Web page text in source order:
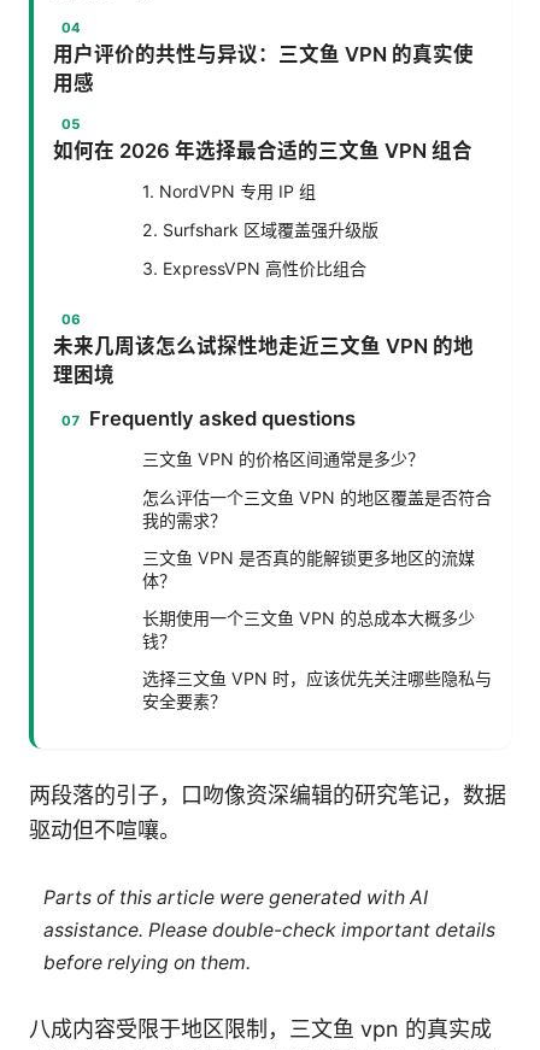
用户评价的共性与异议：三文鱼 VPN 的真实使
用感
如何在 2026 年选择最合适的三文鱼 VPN 组合
1. NordVPN 专用 IP 组
2. Surfshark 区域覆盖强升级版
3. ExpressVPN 高性价比组合
未来几周该怎么试探性地走近三文鱼 VPN 的地
理困境
Frequently asked questions
三文鱼 VPN 的价格区间通常是多少？
怎么评估一个三文鱼 VPN 的地区覆盖是否符合
我的需求？
三文鱼 VPN 是否真的能解锁更多地区的流媒
体？
长期使用一个三文鱼 VPN 的总成本大概多少
钱？
选择三文鱼 VPN 时，应该优先关注哪些隐私与
安全要素？
两段落的引子，口吻像资深编辑的研究笔记，数据
驱动但不喧嚷。
Parts of this article were generated with AI
assistance. Please double-check important details
before relying on them.
八成内容受限于地区限制，三文鱼 vpn 的真实成